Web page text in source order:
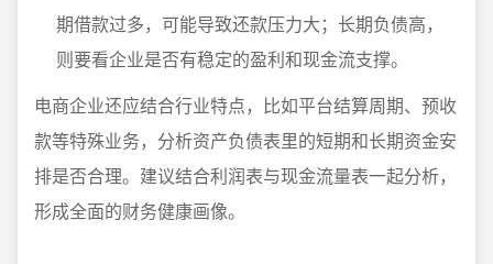
期借款过多，可能导致还款压力大；长期负债高，
则要看企业是否有稳定的盈利和现金流支撑。
电商企业还应结合行业特点，比如平台结算周期、预收
款等特殊业务，分析资产负债表里的短期和长期资金安
排是否合理。建议结合利润表与现金流量表一起分析，
形成全面的财务健康画像。